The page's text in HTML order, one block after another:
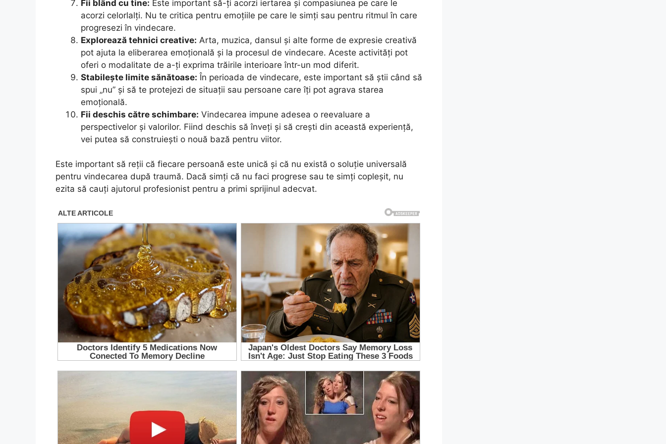
Fii blând cu tine: Este important să-ți acorzi iertarea și compasiunea pe care le
acorzi celorlalți. Nu te critica pentru emoțiile pe care le simți sau pentru ritmul în care
progresezi în vindecare.
Explorează tehnici creative: Arta, muzica, dansul și alte forme de expresie creativă
pot ajuta la eliberarea emoțională și la procesul de vindecare. Aceste activități pot
oferi o modalitate de a-ți exprima trăirile interioare într-un mod diferit.
Stabilește limite sănătoase: În perioada de vindecare, este important să știi când să
spui „nu” și să te protejezi de situații sau persoane care îți pot agrava starea
emoțională.
Fii deschis către schimbare: Vindecarea impune adesea o reevaluare a
perspectivelor și valorilor. Fiind deschis să înveți și să crești din această experiență,
vei putea să construiești o nouă bază pentru viitor.
Este important să reții că fiecare persoană este unică și că nu există o soluție universală
pentru vindecarea după traumă. Dacă simți că nu faci progrese sau te simți copleșit, nu
ezita să cauți ajutorul profesionist pentru a primi sprijinul adecvat.